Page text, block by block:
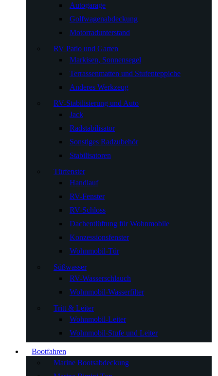
Autogarage
Golfwagenabdeckung
Motorradunterstand
RV Patio und Garten
Markisen, Sonnensegel
Terrassenmatten und Stufenteppiche
Anderes Werkzeug
RV-Stabilisierung und Auto
Jack
Radstabilisator
Sonstiges Radzubehör
Stabilisatoren
Türfenster
Handlauf
RV-Fenster
RV-Schloss
Dachentlüftung für Wohnmobile
Konzessionsfenster
Wohnmobil-Tür
Süßwasser
RV-Wasserschlauch
Wohnmobil-Wasserfilter
Tritt & Leiter
Wohnmobil-Leiter
Wohnmobil-Stufe und Leiter
Bootfahren
Marine Bootsabdeckung